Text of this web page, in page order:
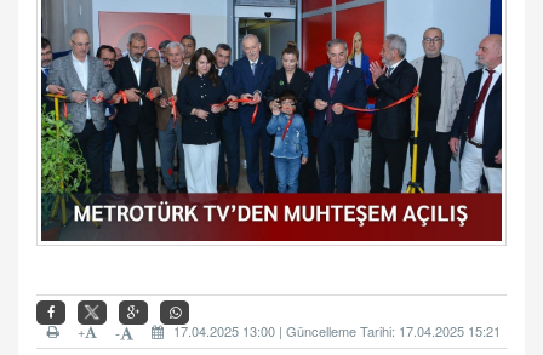
17.04.2025 13:00 | Güncelleme Tarihi: 17.04.2025 15:21
-
+